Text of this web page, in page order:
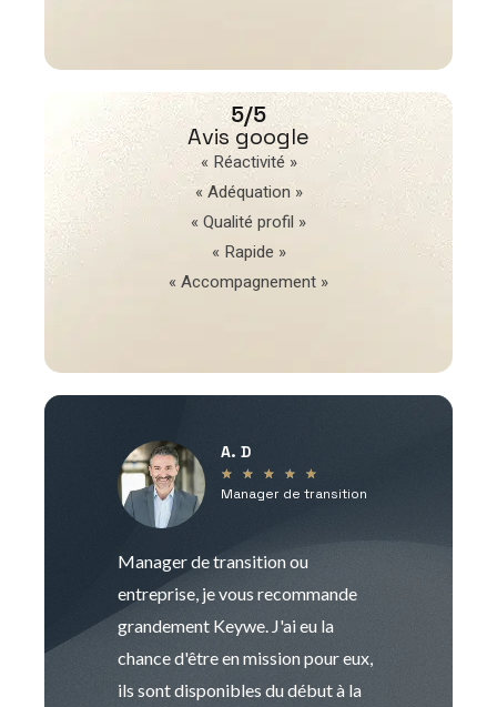
5/5
Avis google
« Réactivité »
« Adéquation »
« Qualité profil »
« Rapide »
« Accompagnement »
A. D
★ ★ ★ ★ ★
Manager de transition
Manager de transition ou
entreprise, je vous recommande
grandement Keywe. J'ai eu la
chance d'être en mission pour eux,
ils sont disponibles du début à la